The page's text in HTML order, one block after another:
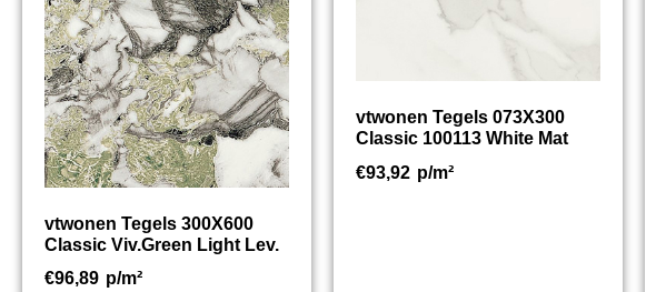
vtwonen Tegels 300X600
Classic Viv.Green Light Lev.
€96,89 p/m²
vtwonen Tegels 073X300
Classic 100113 White Mat
€93,92 p/m²